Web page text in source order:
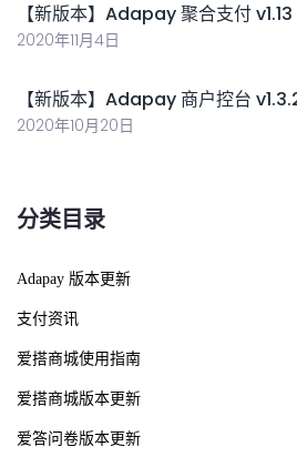
【新版本】Adapay 聚合支付
2020年11月4日
【新版本】Adapay 商户控台
2020年10月20日
分类目录
Adapay 版本更新
支付资讯
爱搭商城使用指南
爱搭商城版本更新
爱答问卷版本更新